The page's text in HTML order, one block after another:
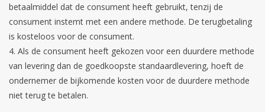
betaalmiddel dat de consument heeft gebruikt, tenzij de
consument instemt met een andere methode. De terugbetaling
is kosteloos voor de consument.
Als de consument heeft gekozen voor een duurdere methode
van levering dan de goedkoopste standaardlevering, hoeft de
ondernemer de bijkomende kosten voor de duurdere methode
niet terug te betalen.